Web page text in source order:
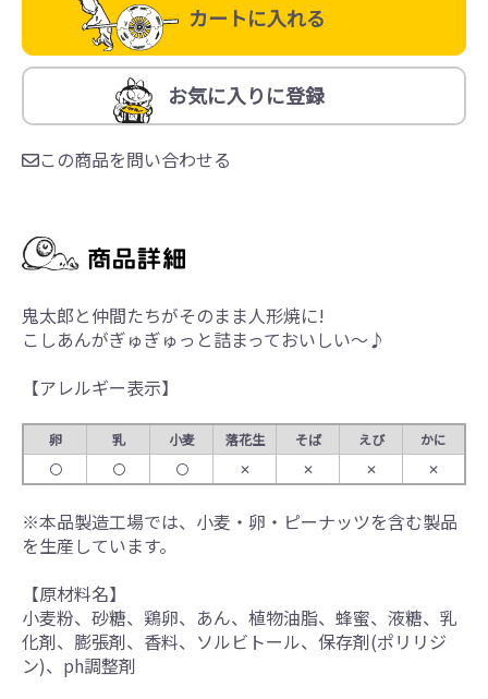
カートに入れる
お気に入りに登録
この商品を問い合わせる
鬼太郎と仲間たちがそのまま人形焼に!
こしあんがぎゅぎゅっと詰まっておいしい～♪
【アレルギー表示】
卵 乳 小麦 落花生 そば えび
かに
〇
〇 〇 ✕ ✕ ✕ ✕
※本品製造工場では、小麦・卵・ピーナッツを含む製品
を生産しています。
【原材料名】
小麦粉、砂糖、鶏卵、あん、植物油脂、蜂蜜、液糖、乳
化剤、膨張剤、香料、ソルビトール、保存剤(ポリリジ
ン)、ph調整剤